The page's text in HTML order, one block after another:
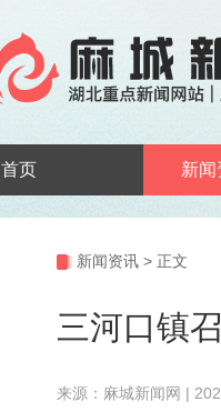
首页 新闻
新闻资讯 > 正文
三河口镇
来源：麻城新闻网 |